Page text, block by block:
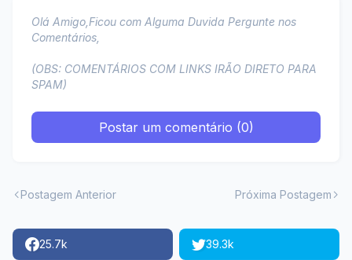
Olá Amigo,Ficou com Alguma Duvida Pergunte nos
Comentários,
(OBS: COMENTÁRIOS COM LINKS IRÃO DIRETO PARA
SPAM)
Postar um comentário (0)
Postagem Anterior Próxima Postagem
25.7k 39.3k